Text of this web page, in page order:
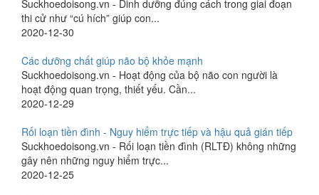
Suckhoedoisong.vn - Dinh dưỡng đúng cách trong giai đoạn
thi cử như “cú hích” giúp con...
2020-12-30
Các dưỡng chất giúp não bộ khỏe mạnh
Suckhoedoisong.vn - Hoạt động của bộ não con người là
hoạt động quan trọng, thiết yếu. Cần...
2020-12-29
Rối loạn tiền đình - Nguy hiểm trực tiếp và hậu quả gián tiếp
Suckhoedoisong.vn - Rối loạn tiền đình (RLTĐ) không những
gây nên những nguy hiểm trực...
2020-12-25